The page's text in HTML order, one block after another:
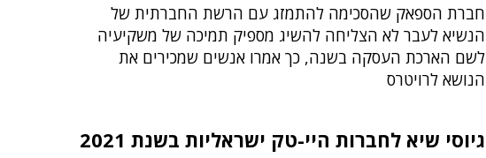
חברת הספאק שהסכימה להתמזג עם הרשת החברתית של
הנשיא לעבר לא הצליחה להשיג מספיק תמיכה של משקיעיה
לשם הארכת העסקה בשנה, כך אמרו אנשים שמכירים את
הנושא לרויטרס
גיוסי שיא לחברות היי-טק ישראליות בשנת 2021